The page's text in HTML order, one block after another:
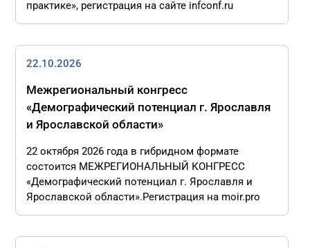
практике», регистрация на сайте infconf.ru
22.10.2026
Межрегиональный конгресс
«Демографический потенциал г. Ярославля
и Ярославской области»
22 октября 2026 года в гибридном формате
состоится МЕЖРЕГИОНАЛЬНЫЙ КОНГРЕСС
«Демографический потенциал г. Ярославля и
Ярославской области».Регистрация на moir.pro